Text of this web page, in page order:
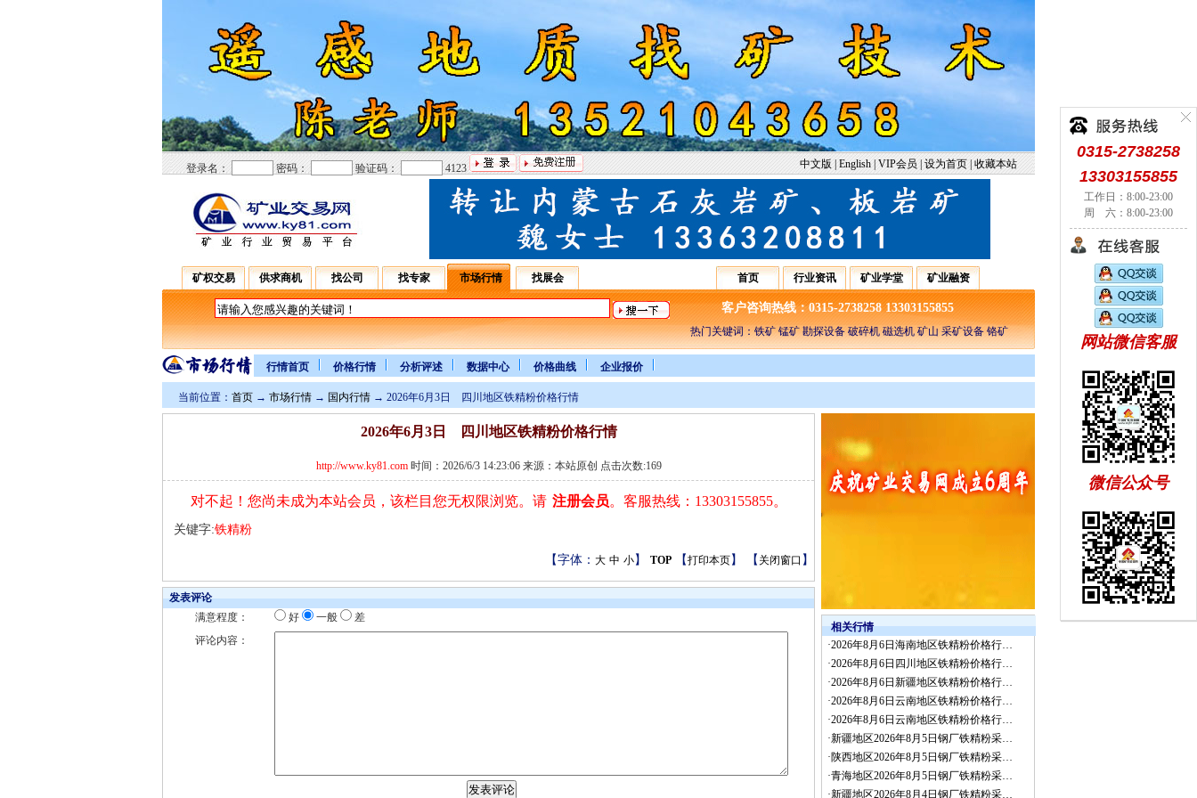
登录名： 密码： 验证码： 4123 中文版 English |VIP会员 设为首页 收藏本站
矿权交易 供求商机 找公司 找专家 市场行情 找展会 首页 行业资讯 矿业学堂 矿业融资
客户咨询热线：0315-2738258 13303155855
热门关键词：铁矿 锰矿 勘探设备 破碎机 磁选机 矿山 采矿设备 铬矿
行情首页 价格行情 分析评述 数据中心 价格曲线 企业报价
当前位置： 首页 → 市场行情 → 国内行情 → 2026年6月3日 四川地区铁精粉价格行情
2026年6月3日 四川地区铁精粉价格行情
http://www.ky81.com时间：2026/6/3 14:23:06 来源：本站原创 点击次数:169
对不起！您尚未成为本站会员，该栏目您无权限浏览。请 注册会员。客服热线：13303155855。
关键字:铁精粉
【字体： 大 中 小】 TOP 【打印本页】 【 关闭窗口 】
发表评论
满意程度：
好 一般
差
评论内容：
相关行情
·2026年8月6日海南地区铁精粉价格行…
·2026年8月6日四川地区铁精粉价格行…
·2026年8月6日新疆地区铁精粉价格行…
·2026年8月6日云南地区铁精粉价格行…
·2026年8月6日云南地区铁精粉价格行…
·新疆地区2026年8月5日钢厂铁精粉采…
·陕西地区2026年8月5日钢厂铁精粉采…
·青海地区2026年8月5日钢厂铁精粉采…
·新疆地区2026年8月4日钢厂铁精粉采…
0315-2738258
13303155855
工作日：8:00-23:00
周 六：8:00-23:00
网站微信客服
微信公众号